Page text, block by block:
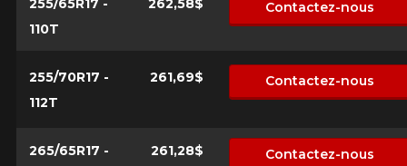
255/65R17 -
110T
262,58$ Contactez-nous
255/70R17 -
112T
261,69$ Contactez-nous
265/65R17 -
261,28$ Contactez-nous